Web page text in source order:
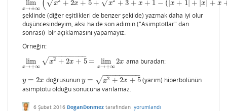
lim
x→±∞ ( x + 2x + 5
√ + x + 3
√ + x + 1 − ( |x + 1| + |x + x
limx→ ±∞(x2+2 x+ 5+x 2+ 3+x+ 1−(|x +1 |+ |x |+ x+ 1) )=0
şeklinde (diğer eşitlikleri de benzer şekilde) yazmak daha iyi olur
düşüncesindeyim, aksi halde son adımın ("Asimptotlar" dan
sonrası) bir açıklamasını yapamayız.
Örneğin:
lim
x→+∞
x2 + 2x + 5
− −
−−−−−−−
√ = lim
x→+∞
2x
limx→ +∞x2+ 2x +5= lim x→+ 2x ama buradan:
y = 2x
y=2x doğrusunun y = x2 + 2x + 5
− −
−−−−−−−
√
y=x2 +2x+5
(yarım) hiperbolünün
asimptotu olduğu sonucuna varılamaz.
6 Şubat 2016 DoganDonmez tarafından yorumlandı